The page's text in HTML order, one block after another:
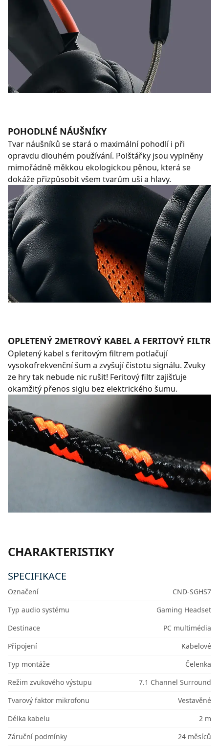
POHODLNÉ NÁUŠNÍKY
Tvar náušníků se stará o maximální pohodlí i při
opravdu dlouhém používání. Polštářky jsou vyplněny
mimořádně měkkou ekologickou pěnou, která se
dokáže přizpůsobit všem tvarům uší a hlavy.
OPLETENÝ 2METROVÝ KABEL A FERITOVÝ FILTR
Opletený kabel s feritovým filtrem potlačují
vysokofrekvenční šum a zvyšují čistotu signálu. Zvuky
ze hry tak nebude nic rušit! Feritový filtr zajišťuje
okamžitý přenos siglu bez elektrického šumu.
CHARAKTERISTIKY
SPECIFIKACE
Označení
CND-SGHS7
Typ audio systému
Gaming Headset
Destinace
PC multimédia
Připojení
Kabelové
Typ montáže
Čelenka
Režim zvukového výstupu
7.1 Channel Surround
Tvarový faktor mikrofonu
Vestavěné
Délka kabelu
2 m
Záruční podmínky
24 měsíců